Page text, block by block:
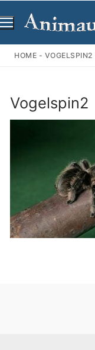
naar
inhoud
HOME - VOGELSPIN2
Vogelspin2